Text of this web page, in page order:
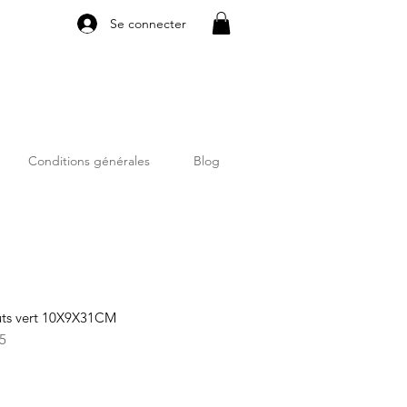
Se connecter
Conditions générales Blog
vert 10X9X31CM